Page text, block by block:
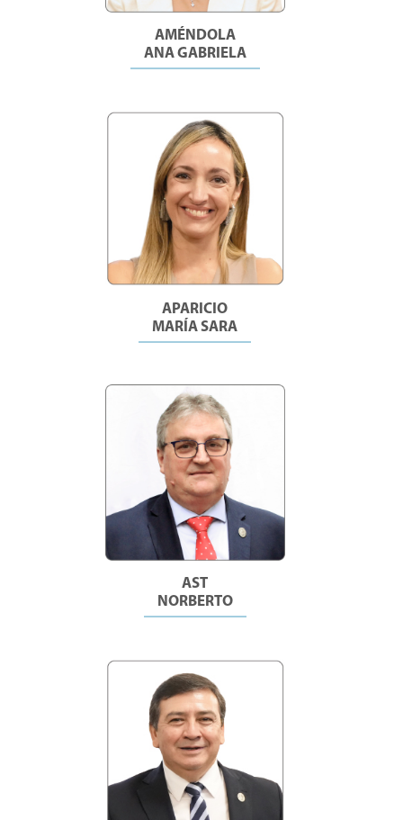
AMÉNDOLA
ANA GABRIELA
APARICIO
MARÍA SARA
AST
NORBERTO